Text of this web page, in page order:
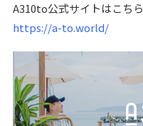
A310to公式サイトはこちら
https://a-to.world/